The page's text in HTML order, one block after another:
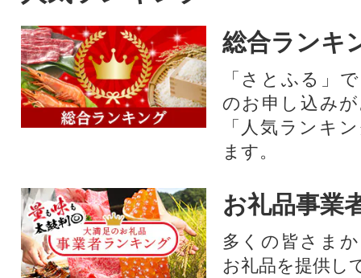
総合ランキ
「さとふる」
のお申し込み
「人気ランキ
ます。
お礼品事業
多くの皆さま
お礼品を提供し